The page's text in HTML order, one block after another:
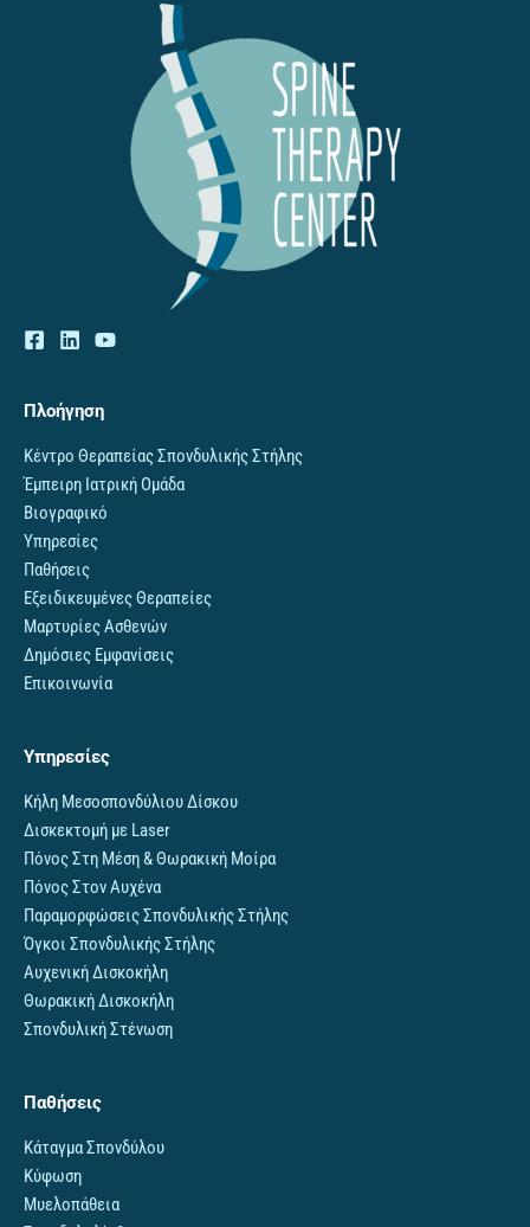
Πλοήγηση
Κέντρο Θεραπείας Σπονδυλικής Στήλης
Έμπειρη Ιατρική Ομάδα
Βιογραφικό
Υπηρεσίες
Παθήσεις
Εξειδικευμένες Θεραπείες
Μαρτυρίες Ασθενών
Δημόσιες Εμφανίσεις
Επικοινωνία
Υπηρεσίες
Κήλη Μεσοσπονδύλιου Δίσκου
Δισκεκτομή με Laser
Πόνος Στη Μέση & Θωρακική Μοίρα
Πόνος Στον Αυχένα
Παραμορφώσεις Σπονδυλικής Στήλης
Όγκοι Σπονδυλικής Στήλης
Αυχενική Δισκοκήλη
Θωρακική Δισκοκήλη
Σπονδυλική Στένωση
Παθήσεις
Κάταγμα Σπονδύλου
Κύφωση
Μυελοπάθεια